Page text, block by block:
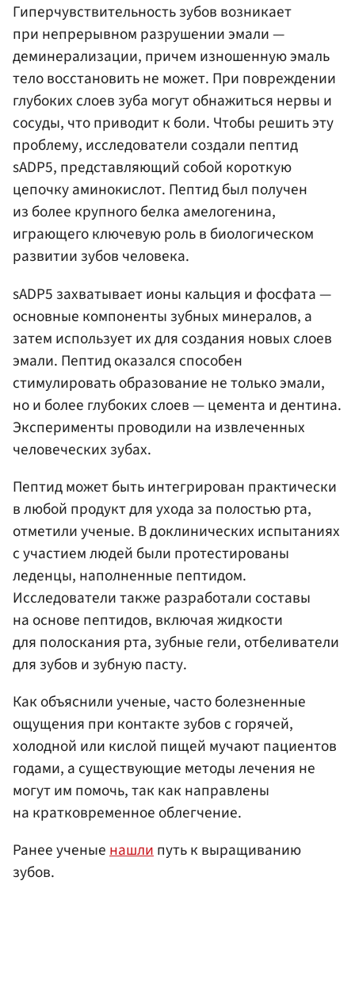
Гиперчувствительность зубов возникает
при непрерывном разрушении эмали —
деминерализации, причем изношенную эмаль
тело восстановить не может. При повреждении
глубоких слоев зуба могут обнажиться нервы и
сосуды, что приводит к боли. Чтобы решить эту
проблему, исследователи создали пептид
sADP5, представляющий собой короткую
цепочку аминокислот. Пептид был получен
из более крупного белка амелогенина,
играющего ключевую роль в биологическом
развитии зубов человека.
sADP5 захватывает ионы кальция и фосфата —
основные компоненты зубных минералов, а
затем использует их для создания новых слоев
эмали. Пептид оказался способен
стимулировать образование не только эмали,
но и более глубоких слоев — цемента и дентина.
Эксперименты проводили на извлеченных
человеческих зубах.
Пептид может быть интегрирован практически
в любой продукт для ухода за полостью рта,
отметили ученые. В доклинических испытаниях
с участием людей были протестированы
леденцы, наполненные пептидом.
Исследователи также разработали составы
на основе пептидов, включая жидкости
для полоскания рта, зубные гели, отбеливатели
для зубов и зубную пасту.
Как объяснили ученые, часто болезненные
ощущения при контакте зубов с горячей,
холодной или кислой пищей мучают пациентов
годами, а существующие методы лечения не
могут им помочь, так как направлены
на кратковременное облегчение.
Ранее ученыенашлипуть к выращиванию
зубов.